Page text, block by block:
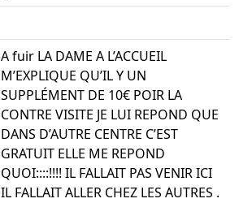
A fuir LA DAME A L’ACCUEIL
M’EXPLIQUE QU’IL Y UN
SUPPLÉMENT DE 10€ POIR LA
CONTRE VISITE JE LUI REPOND QUE
DANS D’AUTRE CENTRE C’EST
GRATUIT ELLE ME REPOND
QUOI::::!!!! IL FALLAIT PAS VENIR ICI
IL FALLAIT ALLER CHEZ LES AUTRES .